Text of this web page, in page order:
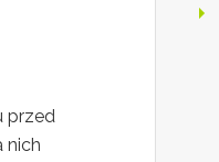
przed
nich